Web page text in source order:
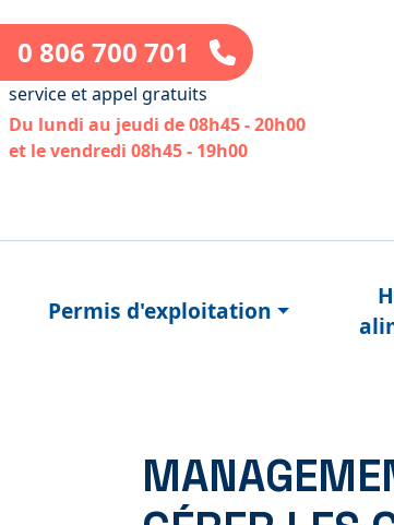
0 806 700 701
service et appel gratuits
Du lundi au jeudi de 08h45 - 20h00
et le vendredi 08h45 - 19h00
Permis d'exploitation